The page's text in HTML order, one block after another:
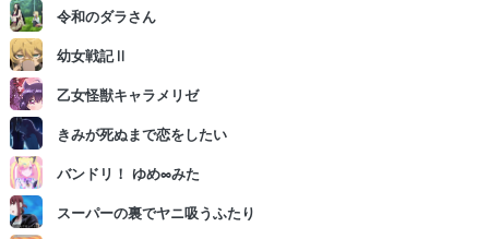
令和のダラさん
幼女戦記Ⅱ
乙女怪獣キャラメリゼ
きみが死ぬまで恋をしたい
バンドリ！ ゆめ∞みた
スーパーの裏でヤニ吸うふたり